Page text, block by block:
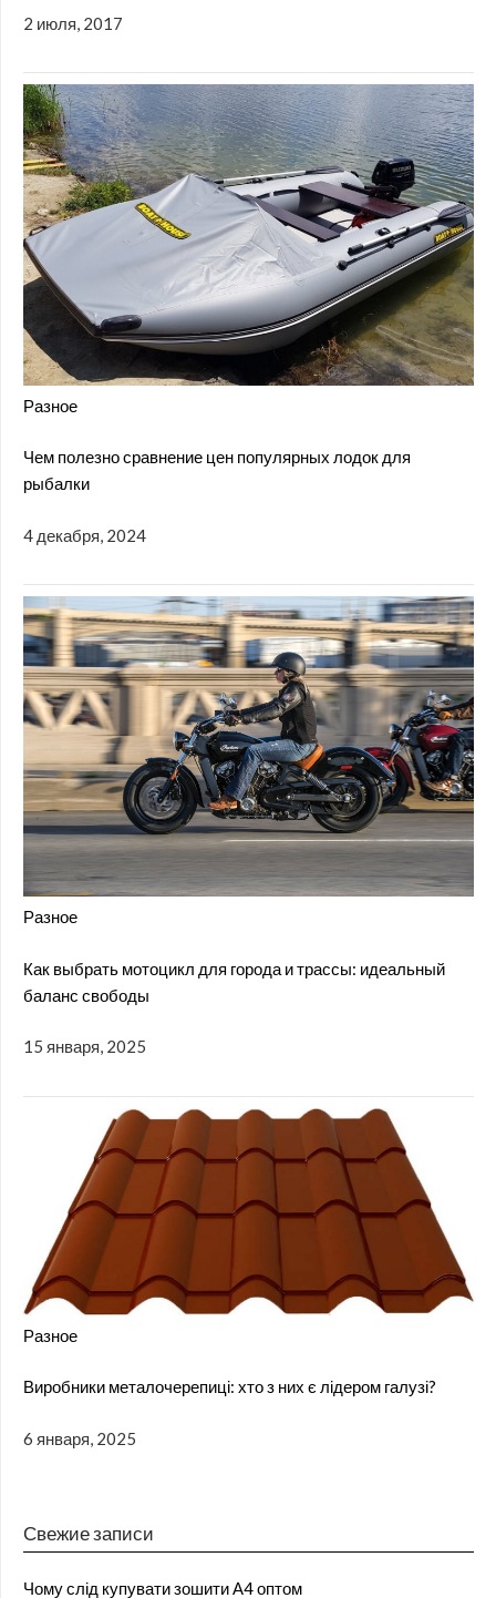
2 июля, 2017
Разное
Чем полезно сравнение цен популярных лодок для
рыбалки
4 декабря, 2024
Разное
Как выбрать мотоцикл для города и трассы: идеальный
баланс свободы
15 января, 2025
Разное
Виробники металочерепиці: хто з них є лідером галузі?
6 января, 2025
Свежие записи
Чому слід купувати зошити А4 оптом